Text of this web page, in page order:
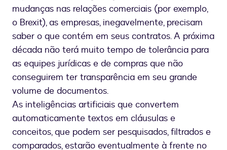
mudanças nas relações comerciais (por exemplo,
o Brexit), as empresas, inegavelmente, precisam
saber o que contém em seus contratos. A próxima
década não terá muito tempo de tolerância para
as equipes jurídicas e de compras que não
conseguirem ter transparência em seu grande
volume de documentos.
As inteligências artificiais que convertem
automaticamente textos em cláusulas e
conceitos, que podem ser pesquisados, filtrados e
comparados, estarão eventualmente à frente no